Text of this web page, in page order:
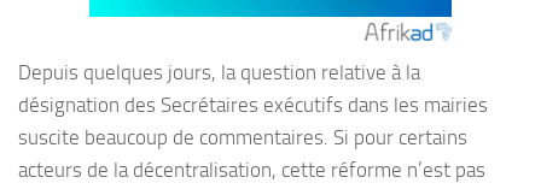
Depuis quelques jours, la question relative à la
désignation des Secrétaires exécutifs dans les mairies
suscite beaucoup de commentaires. Si pour certains
acteurs de la décentralisation, cette réforme n’est pas